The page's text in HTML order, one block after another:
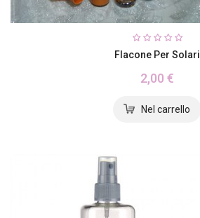
Flacone Per Solari
2,00 €